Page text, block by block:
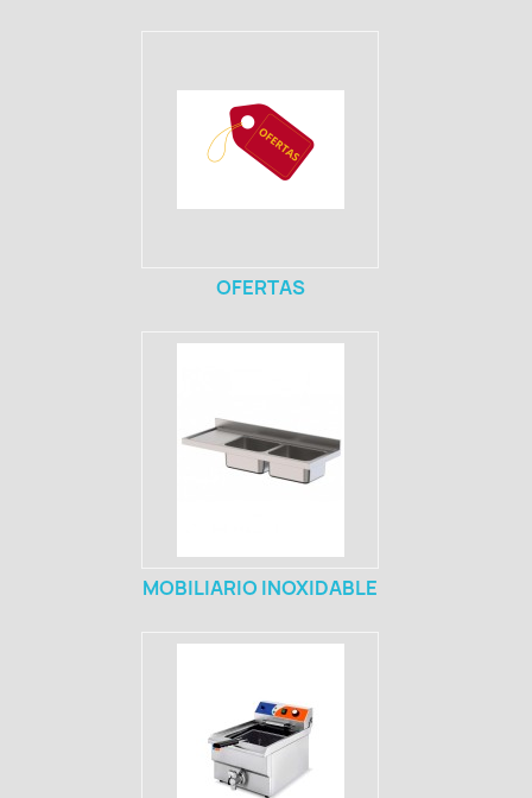
OFERTAS
MOBILIARIO INOXIDABLE